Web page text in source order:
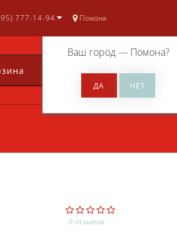
Помона
Ваш город — Помона?
777-14-94
0
0 отзывов